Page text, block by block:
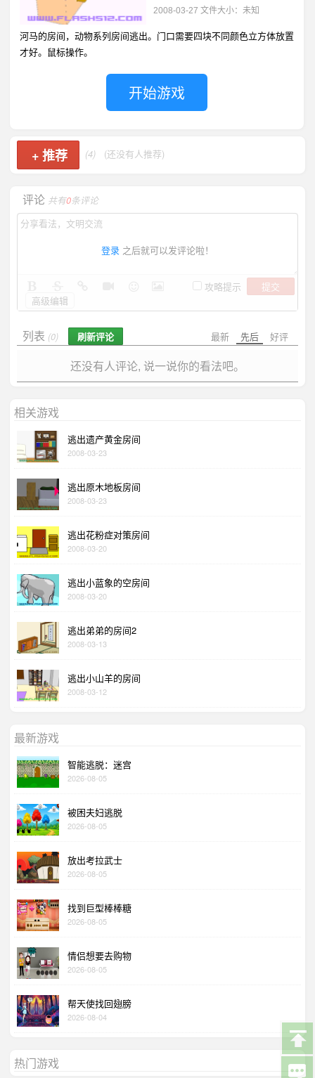
2008-03-27 文件大小：未知
河马的房间，动物系列房间逃出。门口需要四块不同颜色立方体放置
才好。鼠标操作。
开始游戏
+推荐 (4) (还没有人推荐)
评论 共有0条评论
登录 之后就可以发评论啦！
攻略提示
提交
高级编辑
最新 先后 好评
列表 (0) 刷新评论
还没有人评论, 说一说你的看法吧。
相关游戏
逃出遗产黄金房间
2008-03-23
逃出原木地板房间
2008-03-23
逃出花粉症对策房间
2008-03-20
逃出小蓝象的空房间
2008-03-20
逃出弟弟的房间2
2008-03-13
逃出小山羊的房间
2008-03-12
最新游戏
智能逃脱：迷宫
2026-08-05
被困夫妇逃脱
2026-08-05
放出考拉武士
2026-08-05
找到巨型棒棒糖
2026-08-05
情侣想要去购物
2026-08-05
帮天使找回翅膀
2026-08-04
热门游戏